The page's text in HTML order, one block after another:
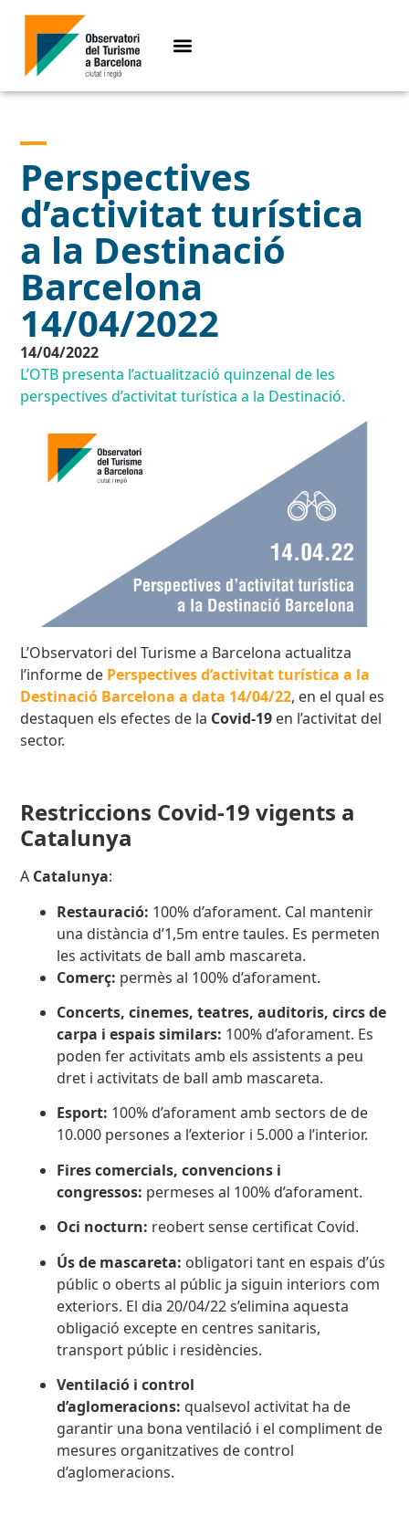
Perspectives
d’activitat turística
a la Destinació
Barcelona
14/04/2022
14/04/2022
L’OTB presenta l’actualització quinzenal de les
perspectives d’activitat turística a la Destinació.
L’Observatori del Turisme a Barcelona actualitza
l’informe de Perspectives d’activitat turística a la
Destinació Barcelona a data 14/04/22, en el qual es
destaquen els efectes de la Covid-19 en l’activitat del
sector.
Restriccions Covid-19 vigents a
Catalunya
A Catalunya:
Restauració: 100% d’aforament. Cal mantenir
una distància d’1,5m entre taules. Es permeten
les activitats de ball amb mascareta.
Comerç: permès al 100% d’aforament.
Concerts, cinemes, teatres, auditoris, circs de
carpa i espais similars: 100% d’aforament. Es
poden fer activitats amb els assistents a peu
dret i activitats de ball amb mascareta.
Esport: 100% d’aforament amb sectors de de
10.000 persones a l’exterior i 5.000 a l’interior.
Fires comercials, convencions i
congressos: permeses al 100% d’aforament.
Oci nocturn: reobert sense certificat Covid.
Ús de mascareta: obligatori tant en espais d’ús
públic o oberts al públic ja siguin interiors com
exteriors. El dia 20/04/22 s’elimina aquesta
obligació excepte en centres sanitaris,
transport públic i residències.
Ventilació i control
d’aglomeracions: qualsevol activitat ha de
garantir una bona ventilació i el compliment de
mesures organitzatives de control
d’aglomeracions.